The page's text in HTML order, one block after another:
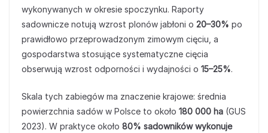
wykonywanych w okresie spoczynku. Raporty
sadownicze notują wzrost plonów jabłoni o 20–30% po
prawidłowo przeprowadzonym zimowym cięciu, a
gospodarstwa stosujące systematyczne cięcia
obserwują wzrost odporności i wydajności o 15–25%.
Skala tych zabiegów ma znaczenie krajowe: średnia
powierzchnia sadów w Polsce to około 180 000 ha (GUS
2023). W praktyce około 80% sadowników wykonuje